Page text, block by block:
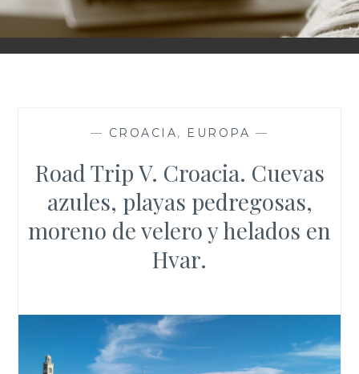
— CROACIA, EUROPA —
Road Trip V. Croacia. Cuevas
azules, playas pedregosas,
moreno de velero y helados en
Hvar.